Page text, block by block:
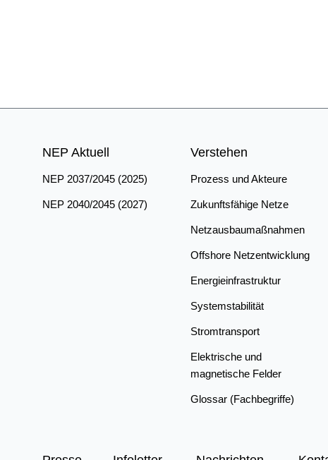
NEP Aktuell
NEP 2037/2045 (2025)
NEP 2040/2045 (2027)
Verstehen
Prozess und Akteure
Zukunftsfähige Netze
Netzausbaumaßnahmen
Offshore Netzentwicklung
Energieinfrastruktur
Systemstabilität
Stromtransport
Elektrische und
magnetische Felder
Glossar (Fachbegriffe)